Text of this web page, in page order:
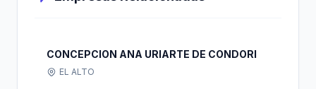
CONCEPCION ANA URIARTE DE CONDORI
EL ALTO